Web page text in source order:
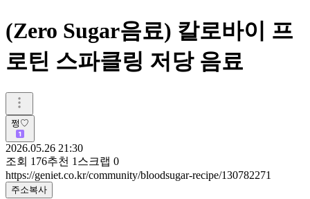
(Zero Sugar음료) 칼로바이 프
로틴 스파클링 저당 음료
쩡♡
2026.05.26 21:30
조회 176추천 1 스크랩 0
https://geniet.co.kr/community/bloodsugar-recipe/130782271
주소복사